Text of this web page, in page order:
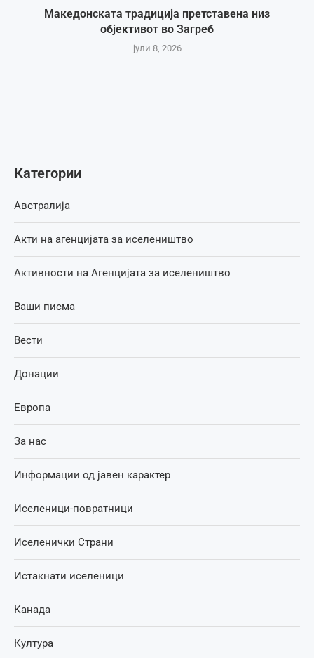
Македонската традиција претставена низ
објективот во Загреб
јули 8, 2026
Категории
Австралија
Акти на агенцијата за иселеништво
Активности на Агенцијата за иселеништво
Ваши писма
Вести
Донации
Европа
За нас
Информации од јавен карактер
Иселеници-повратници
Иселенички Страни
Истакнати иселеници
Канада
Култура